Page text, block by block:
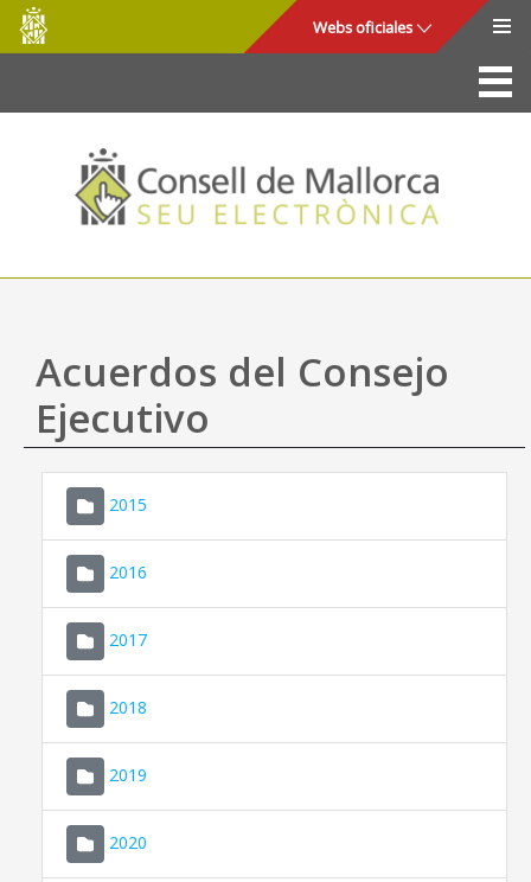
Saltar al contenido principal
Consell
de
Mallorca
Webs oficiales
La Sede
Consejo de Mallorca
Acceso y seguridad
Utilidades
Mapa web
Ayuda
Acuerdos del Consejo
Ejecutivo
2015
2016
2017
2018
2019
2020